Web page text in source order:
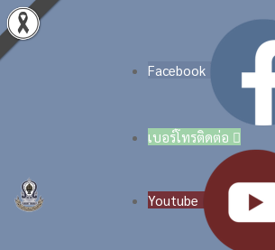
Facebook
เบอร์โทรติดต่อ 
Youtube